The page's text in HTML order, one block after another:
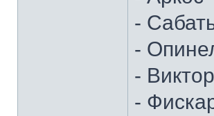
-
-
-
-